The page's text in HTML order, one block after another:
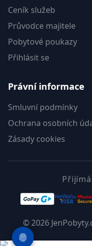
Ceník služeb
Průvodce majitele
Pobytové poukazy
Přihlásit se
Právní informace
Smluvní podmínky
Ochrana osobních
Zásady cookies
© 2026